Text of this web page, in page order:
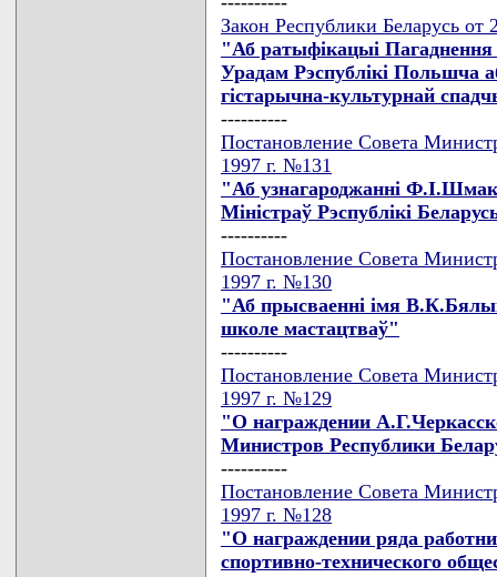
Закон Республики Беларусь
"Аб ратыфiкацыi Пагаднення
Урадам Рэспублiкi Польшча
гiстарычна-культурнай
----------
Постановление Совета
1997 г. №131
"Аб узнагароджаннi
Мiнiстраў Рэспублiкi
----------
Постановление Совета
1997 г. №130
"Аб прысваеннi iмя
школе мастацтваў"
----------
Постановление Совета
1997 г. №129
"О награждении
Министров Республики
----------
Постановление Совета
1997 г. №128
"О награждении ряда
спортивно-технического